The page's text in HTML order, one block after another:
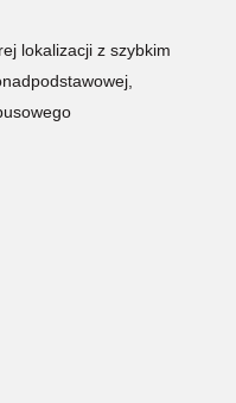
lokalizacji z szybkim